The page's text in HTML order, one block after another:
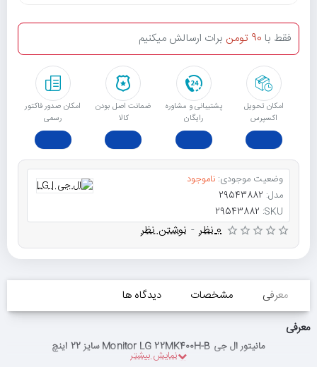
امکان تحویل
اکسپرس
پشتیبانی و مشاوره
رایگان
ﺿﻤﺎﻧﺖ اﺻﻞ ﺑﻮدن
ﮐﺎﻟﺎ
امکان صدور فاکتور
رسمی
فقط با 90 تومن برات ارسالش میکنیم
وضعیت موجودی: ناموجود
مدل: 29543882
SKU:
29543882
0 نظر - نوشتن نظر
معرفی مشخصات
دیدگاه ها
معرفی
مانیتور ال جی Monitor LG 22MK400H-B سایز 22 اینچ